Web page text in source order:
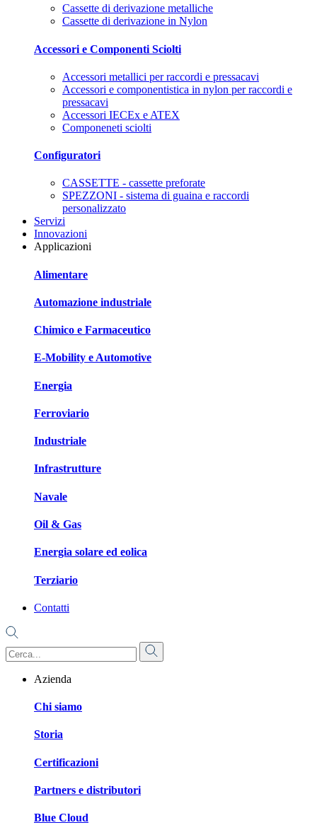
Cassette di derivazione metalliche
Cassette di derivazione in Nylon
Accessori e Componenti Sciolti
Accessori metallici per raccordi e pressacavi
Accessori e componentistica in nylon per raccordi e
pressacavi
Accessori IECEx e ATEX
Componeneti sciolti
Configuratori
CASSETTE - cassette preforate
SPEZZONI - sistema di guaina e raccordi
personalizzato
Servizi
Innovazioni
Applicazioni
Alimentare
Automazione industriale
Chimico e Farmaceutico
E-Mobility e Automotive
Energia
Ferroviario
Industriale
Infrastrutture
Navale
Oil & Gas
Energia solare ed eolica
Terziario
Contatti
Azienda
Chi siamo
Storia
Certificazioni
Partners e distributori
Blue Cloud